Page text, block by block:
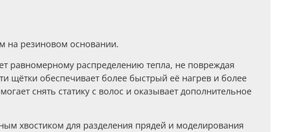
на резиновом основании.
равномерному распределению тепла, не повреждая
щётки обеспечивает более быстрый её нагрев и более
снять статику с волос и оказывает дополнительное
хвостиком для разделения прядей и моделирования